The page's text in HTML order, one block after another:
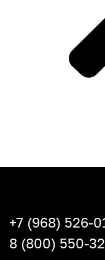
+7 (968) 526-
8 (800) 550-